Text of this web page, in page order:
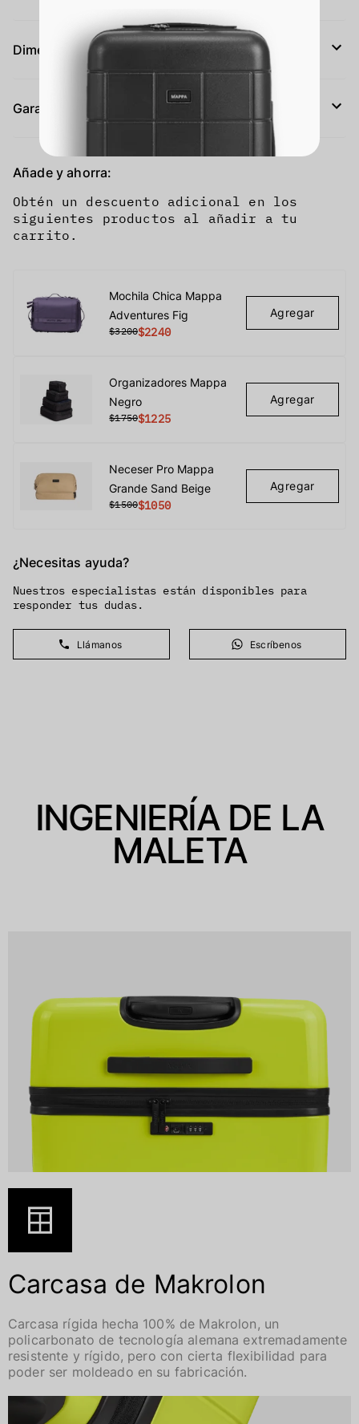
Dimensiones y peso
Garantía
Añade y ahorra:
Obtén un descuento adicional en los
siguientes productos al añadir a tu
carrito.
Mochila Chica Mappa
Adventures Fig
$3200$2240
Agregar
Organizadores Mappa
Negro
$1750$1225
Agregar
Neceser Pro Mappa
Grande Sand Beige
$1500$1050
Agregar
¿Necesitas ayuda?
Nuestros especialistas están disponibles para
responder tus dudas.
Llámanos Escríbenos
INGENIERÍA DE LA
MALETA
Carcasa de Makrolon
Carcasa rígida hecha 100% de Makrolon, un
policarbonato de tecnología alemana extremadamente
resistente y rígido, pero con cierta flexibilidad para
poder ser moldeado en su fabricación.